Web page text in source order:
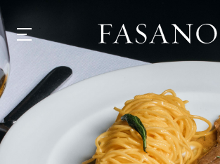
GASTRONOMY
HOTELS
EXPERIENCIES